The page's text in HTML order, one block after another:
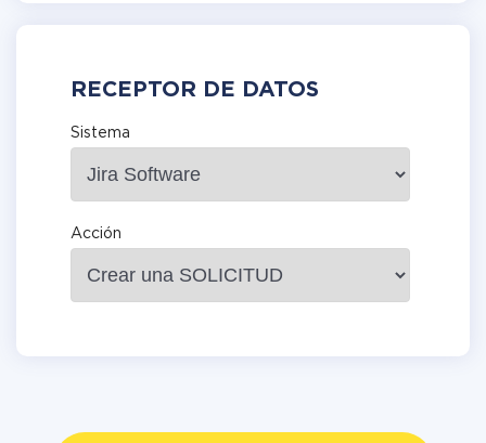
RECEPTOR DE DATOS
Sistema
Acción